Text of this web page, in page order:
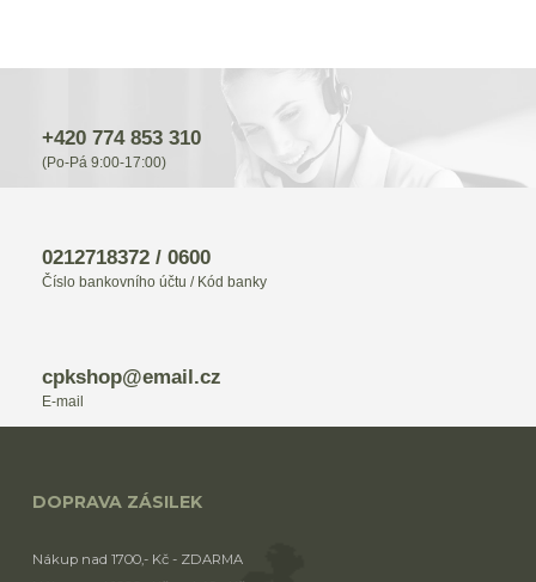
+420 774 853 310
(Po-Pá 9:00-17:00)
0212718372 / 0600
Číslo bankovního účtu / Kód banky
cpkshop@email.cz
E-mail
DOPRAVA ZÁSILEK
Nákup nad 1700,- Kč - ZDARMA